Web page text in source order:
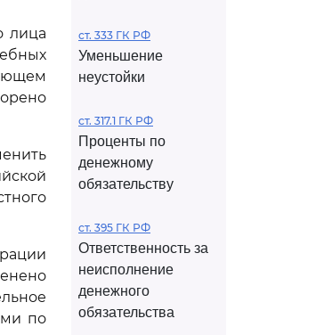
лица
по
ст. 333 ГК РФ
Уменьшение
неустойки
ст. 317.1 ГК РФ
Проценты по
денежному
обязательству
ст. 395 ГК РФ
Ответственность за
неисполнение
денежного
обязательства